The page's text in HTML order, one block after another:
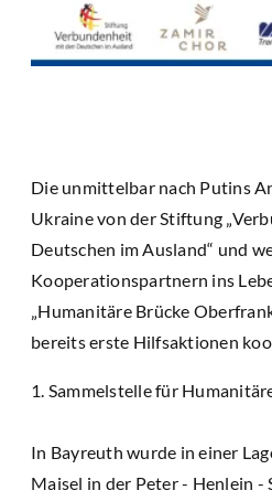
Die unmittelbar nach Putins
Ukraine von der Stiftung
Deutschen im Ausland“ und
Kooperationspartnern ins
„Humanitäre Brücke
bereits erste Hilfsaktionen
1. Sammelstelle für
In Bayreuth wurde in einer
Maisel in der Peter - Henlein -